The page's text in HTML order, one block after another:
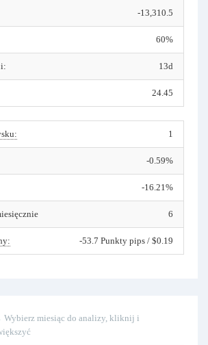
-13,310.5
60%
13d
24.45
1
-0.59%
-16.21%
6
-53.7 Punkty pips / $0.19
Wybierz miesiąc do analizy, kliknij i